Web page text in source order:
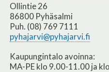
Ollintie 26
86800 Pyhäsalmi
Puh. (08) 769 7111
pyhajarvi@pyhajarvi.fi
Kaupungintalo avoinna:
MA-PE klo 9.00-11.00 ja